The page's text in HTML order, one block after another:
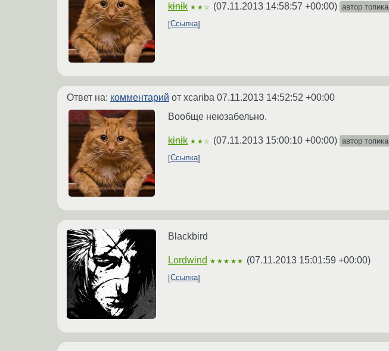
kinik ★★☆ (07.11.2013 14:58:57 +00:00) автор топика
Ссылка
Ответ на: комментарий от xcariba 07.11.2013 14:52:52 +00:00
Вообще неюзабельно.
kinik ★★☆ (07.11.2013 15:00:10 +00:00) автор топика
Ссылка
Blackbird
Lordwind ★★★★★ (07.11.2013 15:01:59 +00:00)
Ссылка